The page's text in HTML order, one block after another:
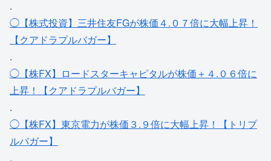
.
◯【株式投資】三井住友FGが株価４.０７倍に大幅上昇！
【クアドラプルバガー】
.
◯【株FX】ロードスターキャピタルが株価＋４.０６倍に
上昇！【クアドラプルバガー】
.
◯【株FX】東京電力が株価３.９倍に大幅上昇！【トリプ
ルバガー】
.